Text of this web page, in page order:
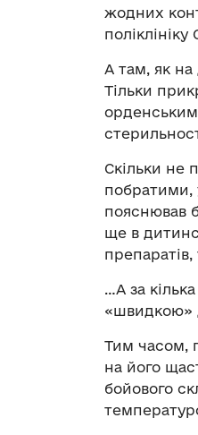
жодних
А там, як
Тільки
Скільки не
побратими,
пояснював
ще в
препаратів,
…А за
«швидкою»
Тим часом,
на його
бойового